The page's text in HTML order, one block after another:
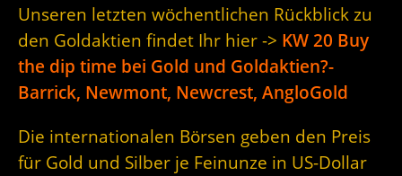
Unseren letzten wöchentlichen Rückblick zu
den Goldaktien findet Ihr hier -> KW 20 Buy
the dip time bei Gold und Goldaktien?-
Barrick, Newmont, Newcrest, AngloGold
Die internationalen Börsen geben den Preis
für Gold und Silber je Feinunze in US-Dollar